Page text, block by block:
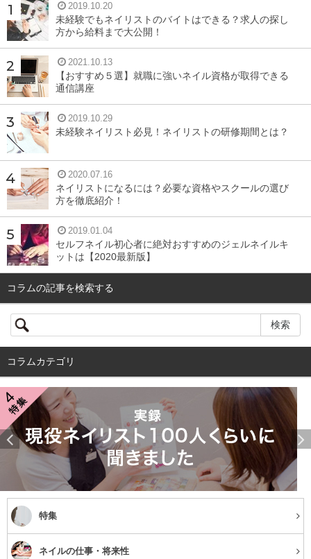
2019.10.20
未経験でもネイリストのバイトはできる？求人の探し
方から給料まで大公開！
2021.10.13
【おすすめ５選】就職に強いネイル資格が取得できる
通信講座
2019.10.29
未経験ネイリスト必見！ネイリストの研修期間とは？
2020.07.16
ネイリストになるには？必要な資格やスクールの選び
方を徹底紹介！
2019.01.04
セルフネイル初心者に絶対おすすめのジェルネイルキ
ットは【2020最新版】
コラムの記事を検索する
コラムカテゴリ
特集
ネイルの仕事・将来性